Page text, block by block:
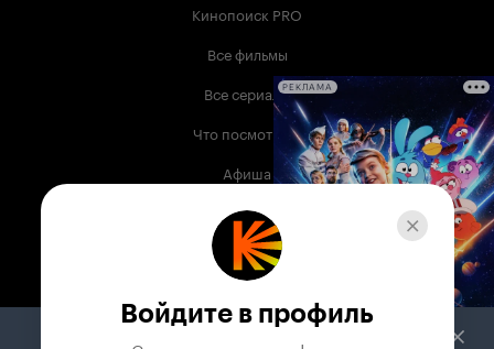
Кинопоиск PRO
Все фильмы
Все сериалы
Что посмотреть
Афиша
Музыка
Телепрограмма
Служба поддержки
РЕКЛАМА
Войдите в профиль